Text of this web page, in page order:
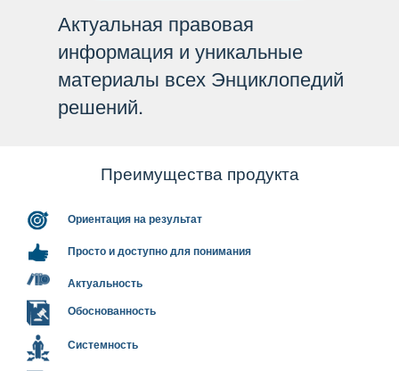
Актуальная правовая
информация и уникальные
материалы всех Энциклопедий
решений.
Преимущества продукта
Ориентация на результат
Просто и доступно для понимания
Актуальность
Обоснованность
Системность